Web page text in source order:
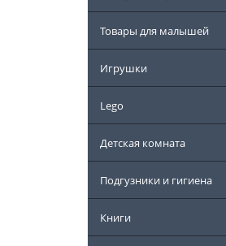
Товары для малышей
Игрушки
Lego
Детская комната
Подгузники и гигиена
Книги